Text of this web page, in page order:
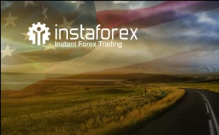
For traders Trade analysis articles